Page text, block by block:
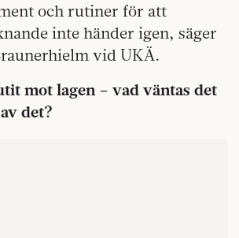
och rutiner för att
inte händer igen, säger
vid UKÄ.
mot lagen – vad väntas det
det?